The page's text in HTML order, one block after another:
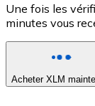
Une fois les
minutes vous
Acheter XLM